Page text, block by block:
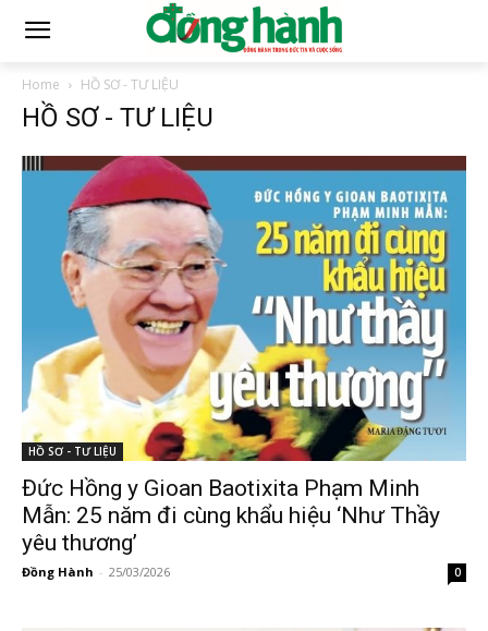
Home HỒ SƠ - TƯ LIỆU
HỒ SƠ - TƯ LIỆU
HỒ SƠ - TƯ LIỆU
Đức Hồng y Gioan Baotixita Phạm Minh
Mẫn: 25 năm đi cùng khẩu hiệu ‘Như Thầy
yêu thương’
Đồng Hành - 25/03/2026 0